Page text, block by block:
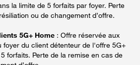
la limite de 5 forfaits par foyer. Perte
ou de changement d’offre.
5G+ Home : Offre réservée aux
foyer du client détenteur de l'offre 5G+
forfaits. Perte de la remise en cas de